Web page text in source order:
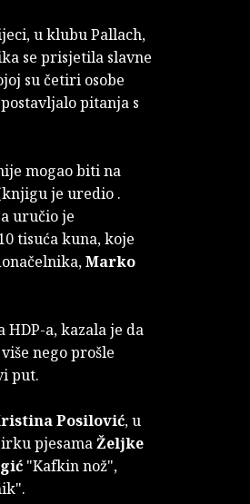
u klubu Pallach,
se prisjetila slavne
su četiri osobe
pitanja s
mogao biti na
je uredio .
uručio je
tisuća kuna, koje
Marko
a, kazala je da
nego prošle
put.
Posilović, u
pjesamaŽeljke
"Kafkin nož",